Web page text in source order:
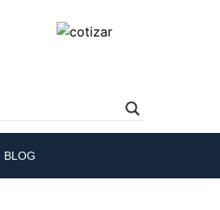
BLOG